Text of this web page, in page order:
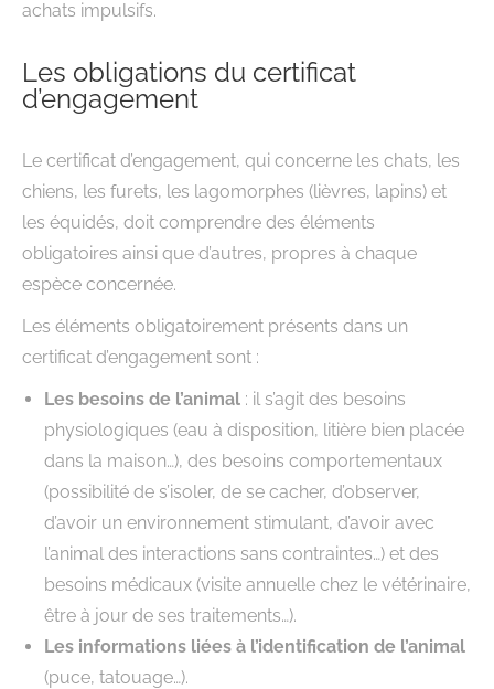
achats impulsifs.
Les obligations du certificat
d’engagement
Le certificat d’engagement, qui concerne les chats, les
chiens, les furets, les lagomorphes (lièvres, lapins) et
les équidés, doit comprendre des éléments
obligatoires ainsi que d’autres, propres à chaque
espèce concernée.
Les éléments obligatoirement présents dans un
certificat d’engagement sont :
Les besoins de l’animal : il s’agit des besoins
physiologiques (eau à disposition, litière bien placée
dans la maison…), des besoins comportementaux
(possibilité de s’isoler, de se cacher, d’observer,
d’avoir un environnement stimulant, d’avoir avec
l’animal des interactions sans contraintes…) et des
besoins médicaux (visite annuelle chez le vétérinaire,
être à jour de ses traitements…).
Les informations liées à l’identification de l’animal
(puce, tatouage…).